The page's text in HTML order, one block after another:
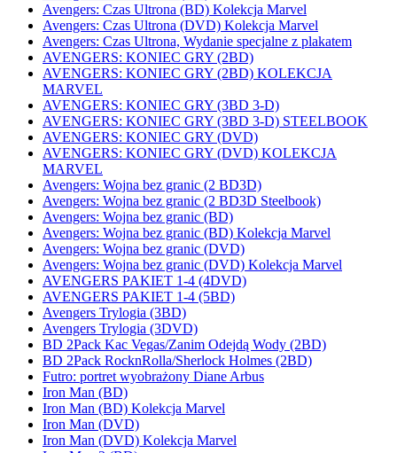
Avengers: Czas Ultrona (BD) Kolekcja Marvel
Avengers: Czas Ultrona (DVD) Kolekcja Marvel
Avengers: Czas Ultrona, Wydanie specjalne z plakatem
AVENGERS: KONIEC GRY (2BD)
AVENGERS: KONIEC GRY (2BD) KOLEKCJA
MARVEL
AVENGERS: KONIEC GRY (3BD 3-D)
AVENGERS: KONIEC GRY (3BD 3-D) STEELBOOK
AVENGERS: KONIEC GRY (DVD)
AVENGERS: KONIEC GRY (DVD) KOLEKCJA
MARVEL
Avengers: Wojna bez granic (2 BD3D)
Avengers: Wojna bez granic (2 BD3D Steelbook)
Avengers: Wojna bez granic (BD)
Avengers: Wojna bez granic (BD) Kolekcja Marvel
Avengers: Wojna bez granic (DVD)
Avengers: Wojna bez granic (DVD) Kolekcja Marvel
AVENGERS PAKIET 1-4 (4DVD)
AVENGERS PAKIET 1-4 (5BD)
Avengers Trylogia (3BD)
Avengers Trylogia (3DVD)
BD 2Pack Kac Vegas/Zanim Odejdą Wody (2BD)
BD 2Pack RocknRolla/Sherlock Holmes (2BD)
Futro: portret wyobrażony Diane Arbus
Iron Man (BD)
Iron Man (BD) Kolekcja Marvel
Iron Man (DVD)
Iron Man (DVD) Kolekcja Marvel